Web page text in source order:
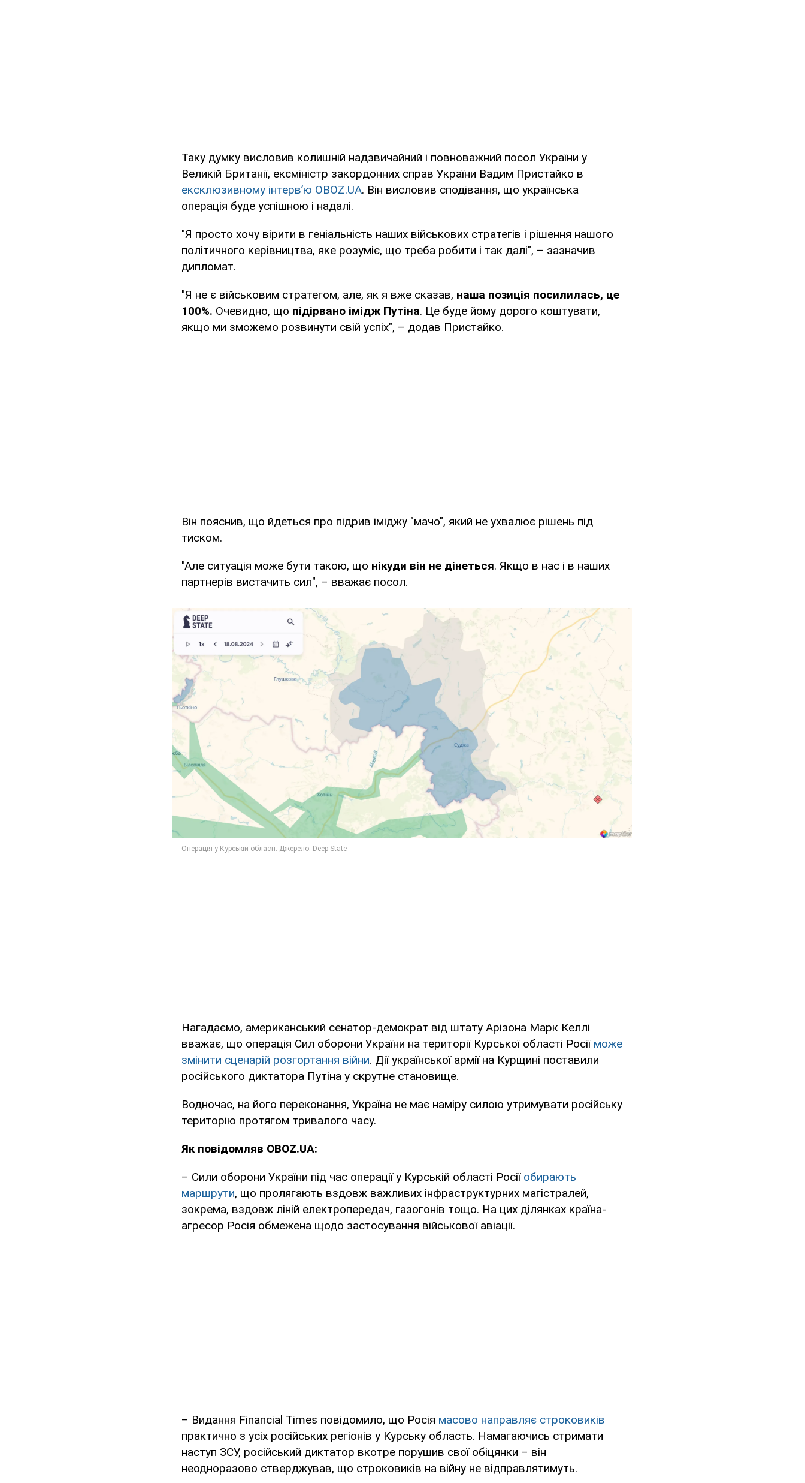
Таку думку висловив колишній надзвичайний і повноважний посол України у
Великій Британії, ексміністр закордонних справ України Вадим Пристайко в
ексклюзивному інтерв’ю OBOZ.UA. Він висловив сподівання, що українська
операція буде успішною і надалі.
"Я просто хочу вірити в геніальність наших військових стратегів і рішення нашого
політичного керівництва, яке розуміє, що треба робити і так далі", – зазначив
дипломат.
"Я не є військовим стратегом, але, як я вже сказав, наша позиція посилилась, це
100%. Очевидно, що підірвано імідж Путіна. Це буде йому дорого коштувати,
якщо ми зможемо розвинути свій успіх", – додав Пристайко.
Він пояснив, що йдеться про підрив іміджу "мачо", який не ухвалює рішень під
тиском.
"Але ситуація може бути такою, що нікуди він не дінеться. Якщо в нас і в наших
партнерів вистачить сил", – вважає посол.
Нагадаємо, американський сенатор-демократ від штату Арізона Марк Келлі
вважає, що операція Сил оборони України на території Курської області Росії може
змінити сценарій розгортання війни. Дії української армії на Курщині поставили
російського диктатора Путіна у скрутне становище.
Водночас, на його переконання, Україна не має наміру силою утримувати російську
територію протягом тривалого часу.
Як повідомляв OBOZ.UA:
– Сили оборони України під час операції у Курській області Росії обирають
маршрути, що пролягають вздовж важливих інфраструктурних магістралей,
зокрема, вздовж ліній електропередач, газогонів тощо. На цих ділянках країна-
агресор Росія обмежена щодо застосування військової авіації.
– Видання Financial Times повідомило, що Росія масово направляє строковиків
практично з усіх російських регіонів у Курську область. Намагаючись стримати
наступ ЗСУ, російський диктатор вкотре порушив свої обіцянки – він
неодноразово стверджував, що строковиків на війну не відправлятимуть.